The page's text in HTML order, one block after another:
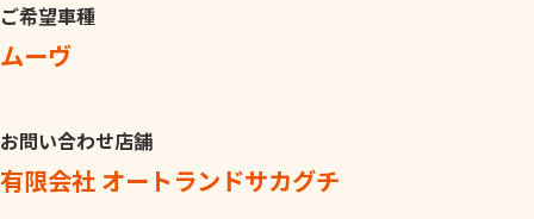
ご希望車種
ムーヴ
お問い合わせ店舗
有限会社 オートランドサカグチ